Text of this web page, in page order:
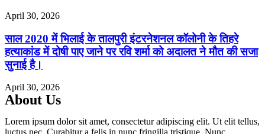
April 30, 2026
साल 2020 में भिलाई के तालपुरी इंटरनेशनल कॉलोनी के तिहरे
हत्याकांड में दोषी पाए जाने पर रवि शर्मा को अदालत ने मौत की सजा
सुनाई है।
April 30, 2026
About Us
Lorem ipsum dolor sit amet, consectetur adipiscing elit. Ut elit tellus,